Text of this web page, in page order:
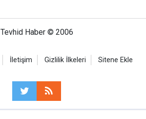
Tevhid Haber © 2006
İletişim Gizlilik İlkeleri Sitene Ekle